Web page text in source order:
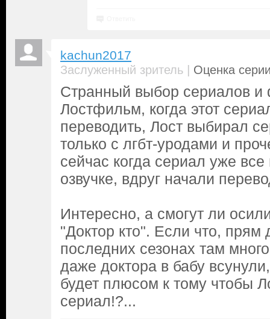
kachun2017
Заслуженный зритель | Оценка
Странный выбор сериалов и
Лостфильм, когда этот
переводить, Лост выбирал
только с лгбт-уродами и
сейчас когда сериал уже
озвучке, вдруг начали
Интересно, а смогут ли
"Доктор кто". Если что, прям
последних сезонах там
даже доктора в бабу
будет плюсом к тому чтобы
сериал!?...